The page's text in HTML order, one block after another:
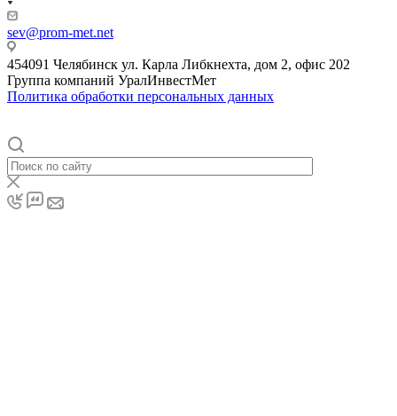
sev@prom-met.net
454091 Челябинск ул. Карла Либкнехта, дом 2, офис 202
Группа компаний УралИнвестМет
Политика обработки персональных данных